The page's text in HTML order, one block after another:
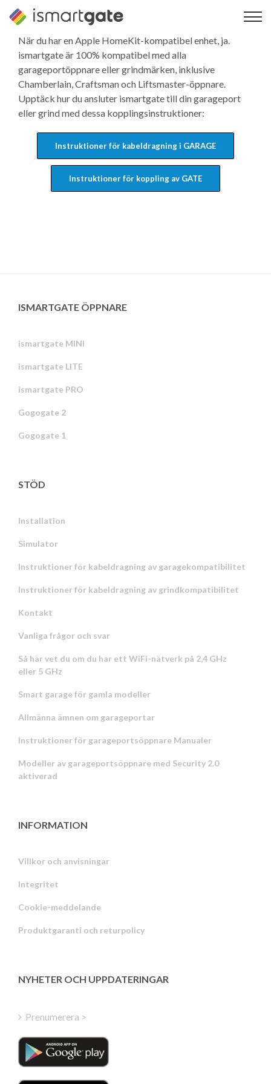
Hoppa
till
innehållNär du har en Apple HomeKit-kompatibel enhet, ja.
ismartgate är 100% kompatibel med alla
garageportöppnare eller grindmärken, inklusive
Chamberlain, Craftsman och Liftsmaster-öppnare.
Upptäck hur du ansluter ismartgate till din garageport
eller grind med dessa kopplingsinstruktioner:
Instruktioner för kabeldragning i GARAGE
Instruktioner för koppling av GATE
ISMARTGATE ÖPPNARE
ismartgate MINI
ismartgate LITE
ismartgate PRO
Gogogate 2
Gogogate 1
STÖD
Installation
Simulator
Instruktioner för kabeldragning av garagekompatibilitet
Instruktioner för kabeldragning av grindkompatibilitet
Kontakt
Vanliga frågor och svar
Så här vet du om du har ett WiFi-nätverk på 2,4 GHz
eller 5 GHz
Smart garage för gamla modeller
Allmänna ämnen om garageportar
Instruktioner för garageportsöppnare Manualer
Modeller av garageportsöppnare med Security 2.0
aktiverad
INFORMATION
Villkor och anvisningar
Integritet
Cookie-meddelande
Produktgaranti och returpolicy
NYHETER OCH UPPDATERINGAR
Prenumerera >